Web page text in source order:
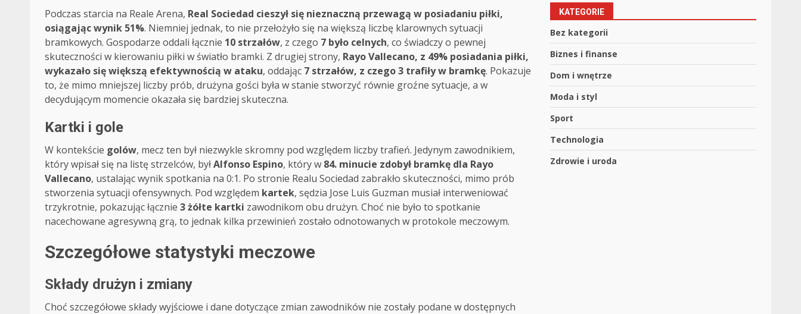
Podczas starcia na Reale Arena, Real Sociedad cieszył się nieznaczną przewagą w posiadaniu piłki,
osiągając wynik 51%. Niemniej jednak, to nie przełożyło się na większą liczbę klarownych sytuacji
bramkowych. Gospodarze oddali łącznie 10 strzałów, z czego 7 było celnych, co świadczy o pewnej
skuteczności w kierowaniu piłki w światło bramki. Z drugiej strony, Rayo Vallecano, z 49% posiadania piłki,
wykazało się większą efektywnością w ataku, oddając 7 strzałów, z czego 3 trafiły w bramkę. Pokazuje
to, że mimo mniejszej liczby prób, drużyna gości była w stanie stworzyć równie groźne sytuacje, a w
decydującym momencie okazała się bardziej skuteczna.
Kartki i gole
W kontekście golów, mecz ten był niezwykle skromny pod względem liczby trafień. Jedynym zawodnikiem,
który wpisał się na listę strzelców, byłAlfonso Espino, który w 84. minucie zdobył bramkę dla Rayo
Vallecano, ustalając wynik spotkania na 0:1. Po stronie Realu Sociedad zabrakło skuteczności, mimo prób
stworzenia sytuacji ofensywnych. Pod względem kartek, sędzia Jose Luis Guzman musiał interweniować
trzykrotnie, pokazując łącznie 3 żółte kartki zawodnikom obu drużyn. Choć nie było to spotkanie
nacechowane agresywną grą, to jednak kilka przewinień zostało odnotowanych w protokole meczowym.
Szczegółowe statystyki meczowe
Składy drużyn i zmiany
Choć szczegółowe składy wyjściowe i dane dotyczące zmian zawodników nie zostały podane w dostępnych
KATEGORIE
Bez kategorii
Biznes i finanse
Dom i wnętrze
Moda i styl
Sport
Technologia
Zdrowie i uroda